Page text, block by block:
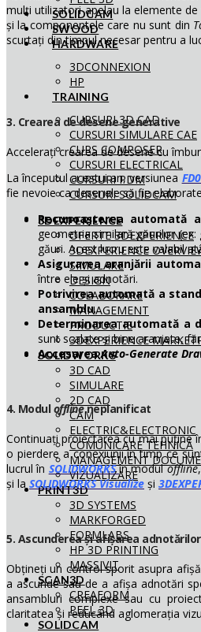
SOLIDCAM
SWOOD
HARDWARE
3DCONNEXION
HP
TRAINING
CURSURI 3D CAD
CURSURI SIMULARE CAE
CURS COMPOSER
CURSURI ELECTRICAL
CURSURI PDM
CURSURI SOLIDCAM
3DEXPERIENCE
OFERTE 3DEXPERIENCE
3DEXPERIENCE
SIMULARE
DESIGN
COLABORARE
MANAGEMENT
PRODUCTIE
3DEXPERIENCE
SOLIDWORKS
3D CAD
SIMULARE
2D CAD
CAM
ELECTRIC&ELECTRONIC
COMUNICARE TEHNICĂ
MANAGEMENT
VIZUALIZARE
PRINT3D
3D SYSTEMS
MARKFORGED
FORMLABS
HP 3D PRINTING
MASSIVIT
SCAN3D
CREAFORM
PEEL 3D
SOLIDCAM
mulți utilizatori apelau la elemente
și la componentele care nu sunt din
scurtați din timpul necesar pentru a
3. Crearea de desene generative
Accelerați crearea de desene cu
La începutul acestui an, versiunea
fie nevoie ca desenele să fie
Recunoașterea
geometria similară găurilor
găuri. Acest lucru este valabil
Asigurarea aranjării
între ele și adnotări.
Potrivirea automată a
ansamblu.
Determinarea automată a
sunt scalate și bine aranjate,
AccesareaAuto-Generate
4. Modul offlineneplanificat
Continuați proiectarea cu mai
o pierdere a conexiunii în timp ce
lucrul în SOLIDWORKS în moduloffline
și la SOLIDWORKS Visualize și
5. Ascunderea și afișarea
Obțineți un control sporit asupra
a ascunde sau de a afișa adnotări
ansambluri complexe sau cu
claritatea și reducând aglomerația